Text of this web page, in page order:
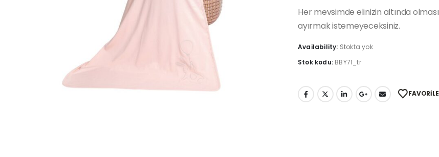
Her mevsimde elinizin altında
ayırmak istemeyeceksiniz.
Availability: Stokta yok
Stok kodu: BBY71_tr